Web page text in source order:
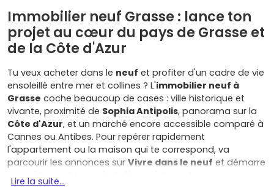
Immobilier neuf Grasse : lance ton
projet au cœur du pays de Grasse et
de la Côte d'Azur
Tu veux acheter dans le neuf et profiter d'un cadre de vie
ensoleillé entre mer et collines ? L'immobilier neuf à
Grasse coche beaucoup de cases : ville historique et
vivante, proximité de Sophia Antipolis, panorama sur la
Côte d'Azur, et un marché encore accessible comparé à
Cannes ou Antibes. Pour repérer rapidement
l'appartement ou la maison qui te correspond, va
parcourir les annonces sur Vivre dans le neuf et démarre
concrètement ton achat dès maintenant.
Lire la suite...